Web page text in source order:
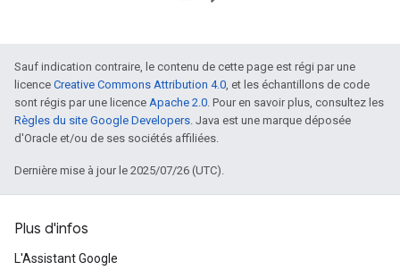
Sauf indication contraire, le contenu de cette page est régi par une
licence Creative Commons Attribution 4.0, et les échantillons de code
sont régis par une licence Apache 2.0. Pour en savoir plus, consultez les
Règles du site Google Developers. Java est une marque déposée
d'Oracle et/ou de ses sociétés affiliées.
Dernière mise à jour le 2025/07/26 (UTC).
Plus d'infos
L'Assistant Google